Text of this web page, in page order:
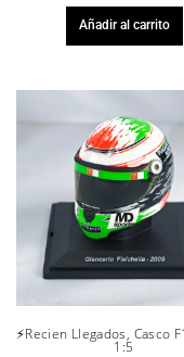
Añadir al carrito
⚡Recien Llegados, Casco
1:5